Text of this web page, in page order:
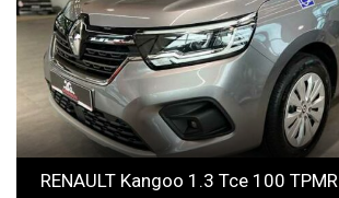
RENAULT Kangoo 1.3 Tce 100 TPMR